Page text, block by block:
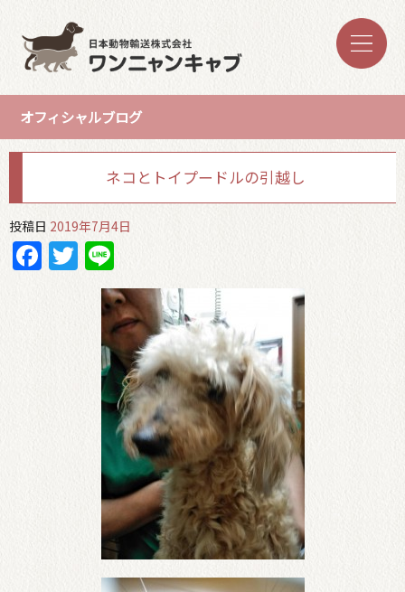
オフィシャルブログ
ネコとトイプードルの引越し
投稿日 2019年7月4日
Facebook
Twitter